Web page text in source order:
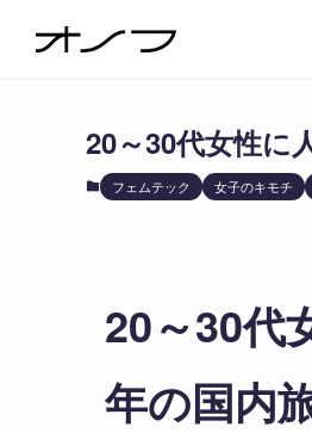
20～30代女性に
フェムテック 女子のキモチ
20～30代
年の国内